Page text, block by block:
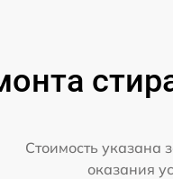
Стоимость указана
оказания